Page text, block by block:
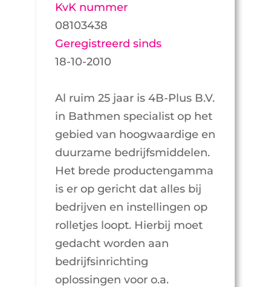
KvK nummer
08103438
Geregistreerd sinds
18-10-2010
Al ruim 25 jaar is 4B-Plus B.V.
in Bathmen specialist op het
gebied van hoogwaardige en
duurzame bedrijfsmiddelen.
Het brede productengamma
is er op gericht dat alles bij
bedrijven en instellingen op
rolletjes loopt. Hierbij moet
gedacht worden aan
bedrijfsinrichting
oplossingen voor o.a.